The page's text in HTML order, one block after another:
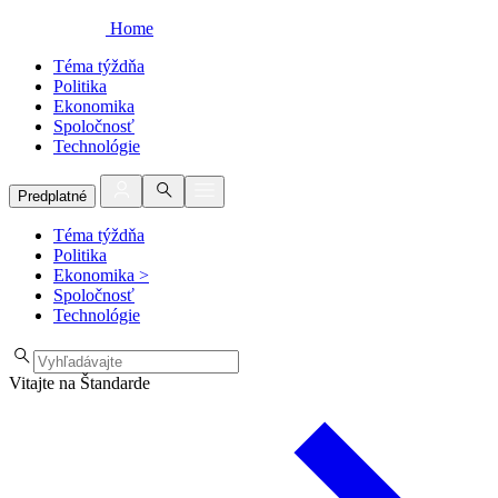
Home
Téma týždňa
Politika
Ekonomika
Spoločnosť
Technológie
Predplatné
Téma týždňa
Politika
Ekonomika >
Spoločnosť
Technológie
Vitajte na Štandarde